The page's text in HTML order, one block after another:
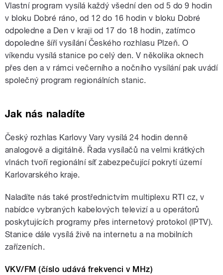
Vlastní program vysílá každý všední den od 5 do 9 hodin
v bloku Dobré ráno, od 12 do 16 hodin v bloku Dobré
odpoledne a Den v kraji od 17 do 18 hodin, zatímco
dopoledne šíří vysílání Českého rozhlasu Plzeň. O
víkendu vysílá stanice po celý den. V několika oknech
přes den a v rámci večerního a nočního vysílání pak uvádí
společný program regionálních stanic.
Jak nás naladíte
Český rozhlas Karlovy Vary vysílá 24 hodin denně
analogově a digitálně. Řada vysílačů na velmi krátkých
vlnách tvoří regionální síť zabezpečující pokrytí území
Karlovarského kraje.
Naladíte nás také prostřednictvím multiplexu RTI cz, v
nabídce vybraných kabelových televizí a u operátorů
poskytujících programy přes internetový protokol (IPTV).
Stanice dále vysílá živě na internetu a na mobilních
zařízeních.
VKV/FM (číslo udává frekvenci v MHz)